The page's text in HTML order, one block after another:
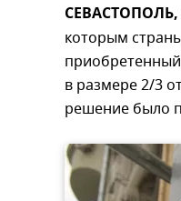
которым
в размере 2/3
решение было